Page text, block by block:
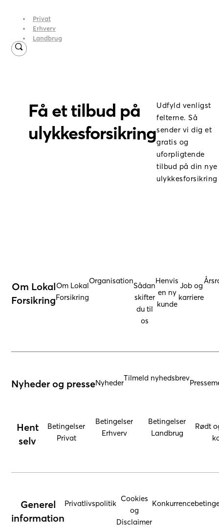
Privat
Erhverv
Landbrug
Få et tilbud på
ulykkesforsikring
Udfyld venligst
felterne. Så
sender vi dig et
gratis og
uforpligtende
tilbud på din nye
ulykkesforsikring
Om Lokal
Forsikring
Om Lokal
Forsikring
Organisation
Sådan
skifter
du til
os
Henvis
en ny
kunde
Job og
karriere
Nyheder og presseNyheder
Tilmeld nyhedsbrev
Hent
selv
Betingelser
Privat
Betingelser
Erhverv
Betingelser
Landbrug
Rødt
Generel
information
Privatlivspolitik
Cookies
og
Disclaimer